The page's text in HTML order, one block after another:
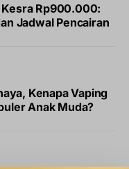
Rp900.000:
Jadwal Pencairan
Kenapa Vaping
Anak Muda?